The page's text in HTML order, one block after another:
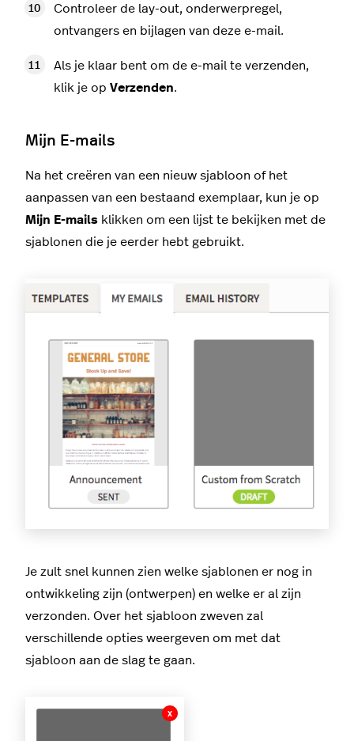
Controleer de lay-out, onderwerpregel,
ontvangers en bijlagen van deze e-mail.
Als je klaar bent om de e-mail te verzenden,
klik je op Verzenden.
Mijn E-mails
Na het creëren van een nieuw sjabloon of het
aanpassen van een bestaand exemplaar, kun je op
Mijn E-mails klikken om een lijst te bekijken met de
sjablonen die je eerder hebt gebruikt.
Je zult snel kunnen zien welke sjablonen er nog in
ontwikkeling zijn (ontwerpen) en welke er al zijn
verzonden. Over het sjabloon zweven zal
verschillende opties weergeven om met dat
sjabloon aan de slag te gaan.